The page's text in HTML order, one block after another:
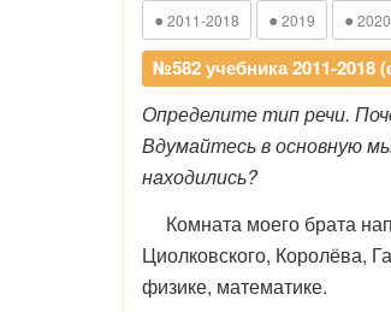
● 2011-2018 ● 2019 ● 2020
№582 учебника 2011-2018
Определите тип речи.
Вдумайтесь в основную
находились?
Комната моего брата
Циолковского, Королёва,
физике, математике.